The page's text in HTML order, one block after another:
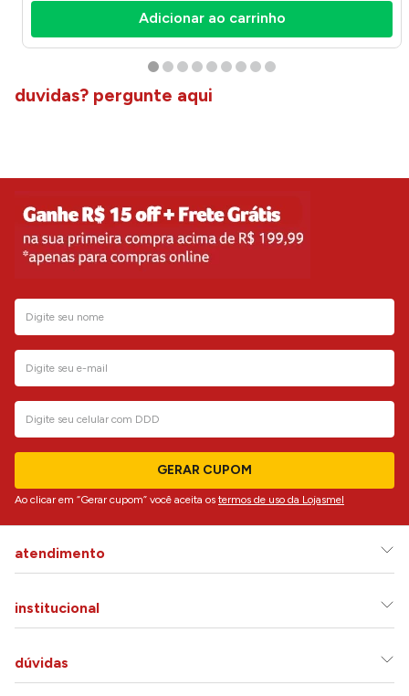
Adicionar ao carrinho
duvidas? pergunte aqui
GERAR CUPOM
Ao clicar em “Gerar cupom” você aceita os termos de uso da Lojasmel
atendimento
institucional
dúvidas